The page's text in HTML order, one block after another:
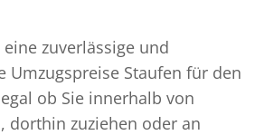
zuverlässige und
Umzugspreise Staufen für den
ob Sie innerhalb von
dorthin zuziehen oder an